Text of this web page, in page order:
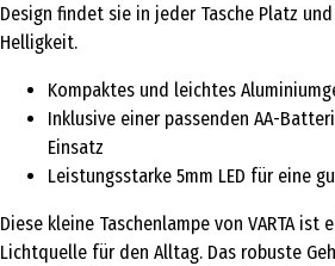
Design findet sie in jeder Tasche Platz
Helligkeit.
Kompaktes und leichtes
Inklusive einer passenden AA-
Einsatz
Leistungsstarke 5mm LED für eine
Diese kleine Taschenlampe von VARTA ist
Lichtquelle für den Alltag. Das robuste